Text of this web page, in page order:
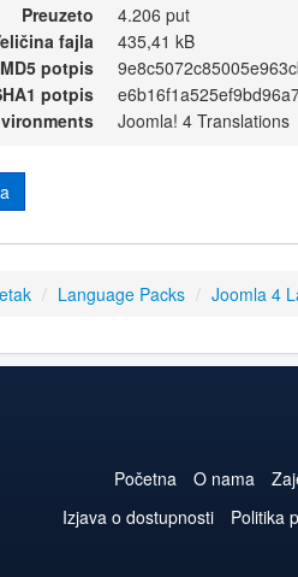
Preuzeto
4.206 put
fajla
435,41 kB
MD5 potpis
potpis
Joomla! 4 Translations
/ Language Packs / Joomla 4
Početna O nama
Izjava o dostupnosti
Politika